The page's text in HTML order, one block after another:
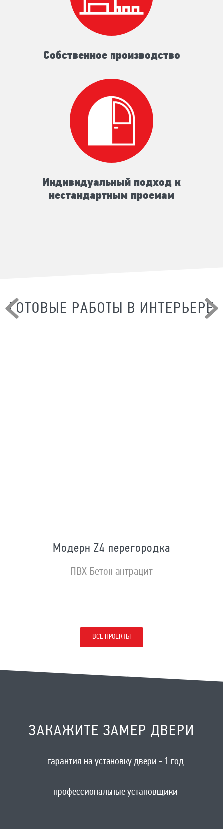
Собственное производство
Индивидуальный подход к
нестандартным проемам
ГОТОВЫЕ РАБОТЫ В ИНТЕРЬЕРЕ
Модерн Z4 перегородка
ПВХ Бетон антрацит
ВСЕ ПРОЕКТЫ
ЗАКАЖИТЕ ЗАМЕР ДВЕРИ
гарантия на установку двери - 1 год
профессиональные установщики